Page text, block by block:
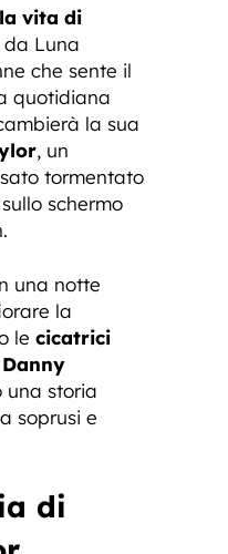
vita di
Luna
che sente il
quotidiana
la sua
, un
tormentato
schermo
una notte
la
le cicatrici
una storia
soprusi e
di